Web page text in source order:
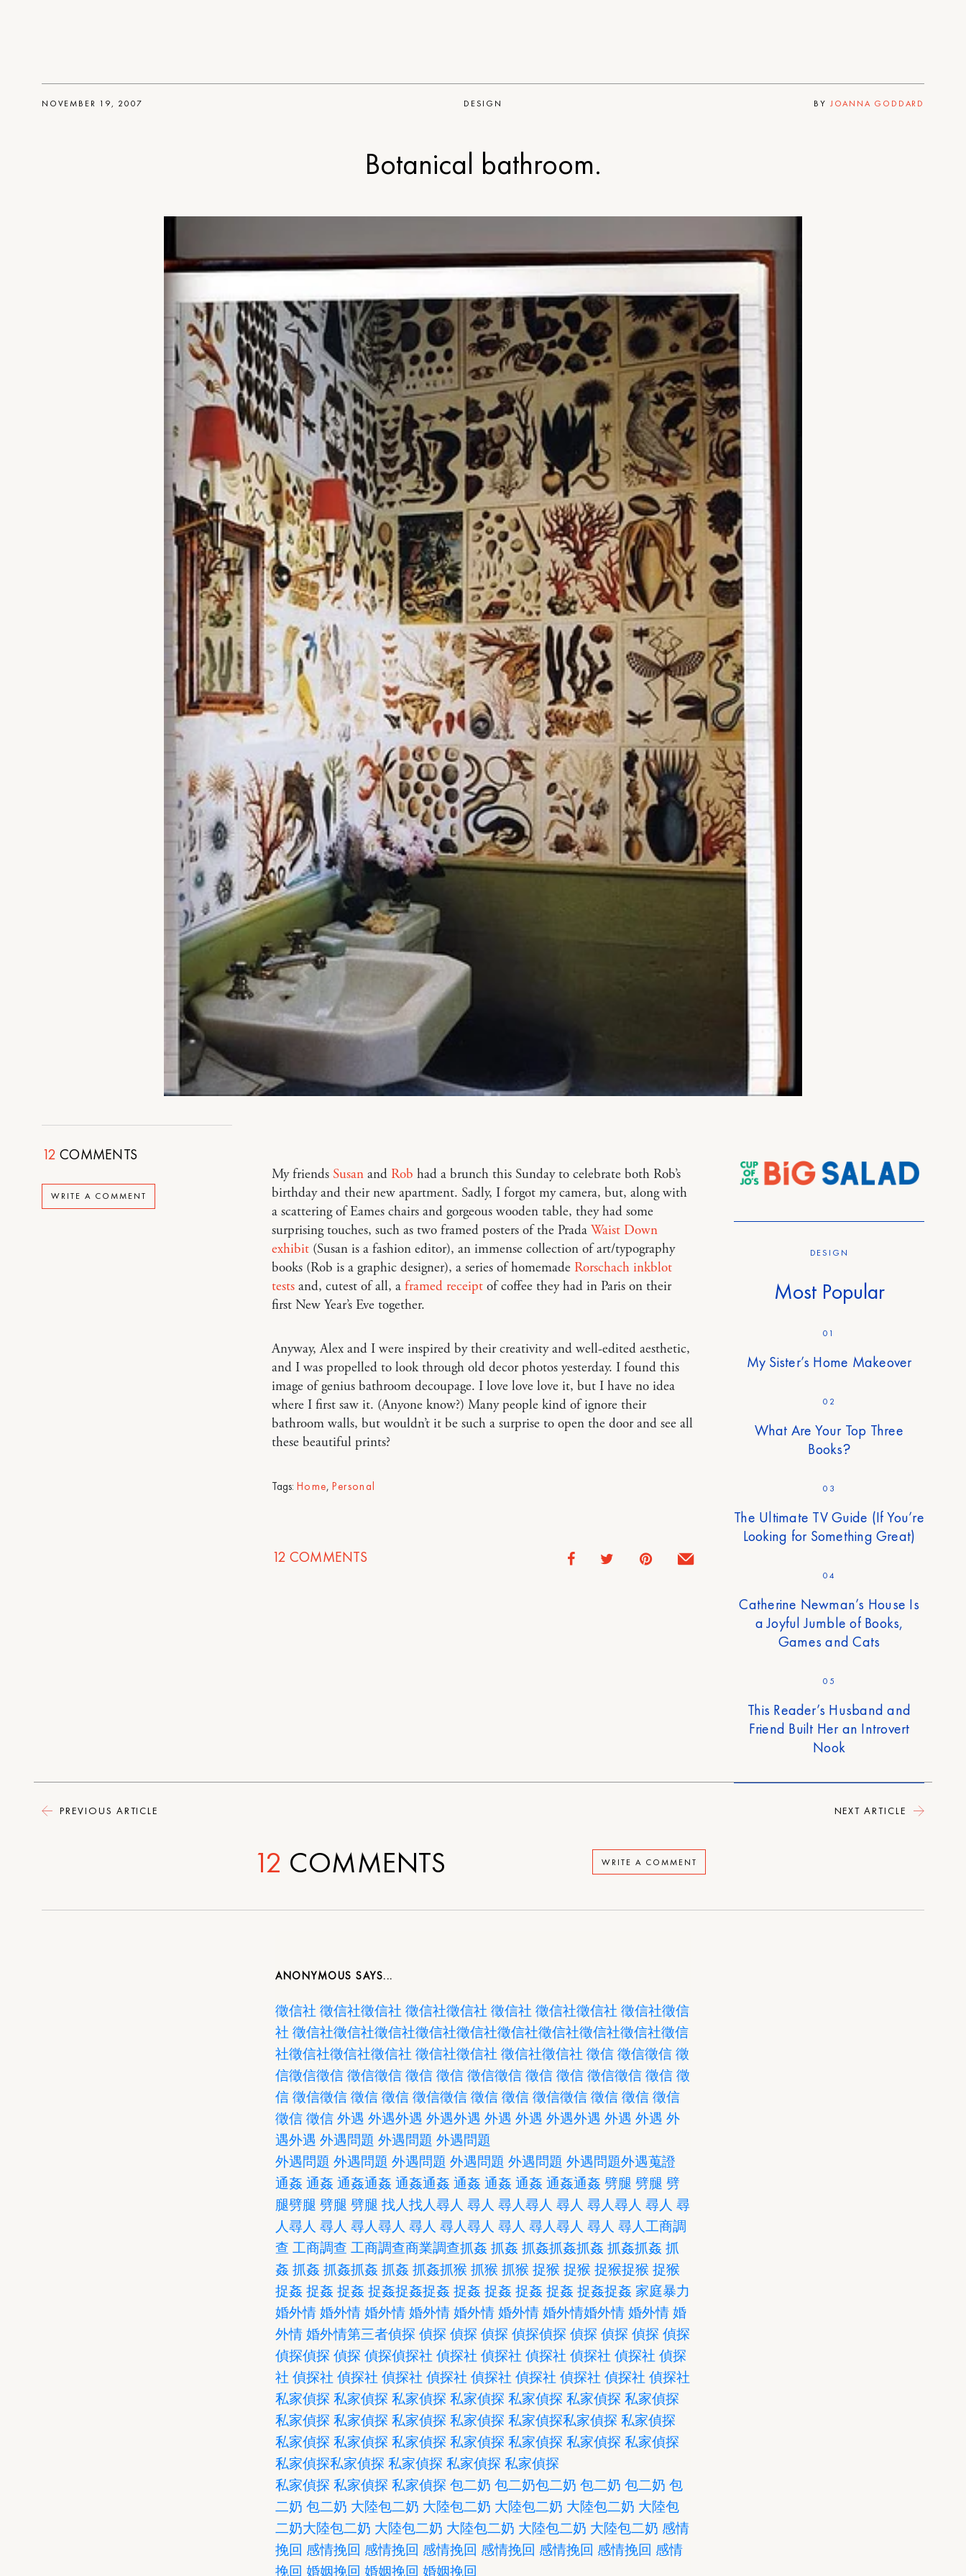
12 COMMENTS
WRITE A COMMENT
PREVIOUS ARTICLE
DESIGN
NOVEMBER 19, 2007 BY JOANNA GODDARD
Botanical bathroom.
My friends Susanand Rob had a brunch this Sunday to celebrate both Rob’s
birthday and their new apartment. Sadly, I forgot my camera, but, along with
a scattering of Eames chairs and gorgeous wooden table, they had some
surprising touches, such as two framed posters of the Prada Waist Down
exhibit(Susan is a fashion editor), an immense collection of art/typography
books (Rob is a graphic designer), a series of homemade Rorschach inkblot
testsand, cutest of all, a framed receiptof coffee they had in Paris on their
first New Year’s Eve together.
Anyway, Alex and I were inspired by their creativity and well-edited aesthetic,
and I was propelled to look through old decor photos yesterday. I found this
image of genius bathroom decoupage. I love love love it, but I have no idea
where I first saw it. (Anyone know?) Many people kind of ignore their
bathroom walls, but wouldn’t it be such a surprise to open the door and see all
these beautiful prints?
Tags: Home,Personal
12 COMMENTS
DESIGN
Most Popular
01
My Sister’s Home Makeover
02
What Are Your Top Three
Books?
03
The Ultimate TV Guide (If You’re
Looking for Something Great)
04
Catherine Newman’s House Is
a Joyful Jumble of Books,
Games and Cats
05
This Reader’s Husband and
Friend Built Her an Introvert
Nook
NEXT ARTICLE
WRITE A COMMENT
12 COMMENTS
ANONYMOUS
徵信社 徵信社徵信社 徵信社徵信社 徵信社 徵信社徵信社 徵信社徵信
社 徵信社徵信社徵信社徵信社徵信社徵信社徵信社徵信社徵信社徵信
社徵信社徵信社徵信社 徵信社徵信社 徵信社徵信社 徵信 徵信徵信 徵
信徵信徵信 徵信徵信 徵信 徵信 徵信徵信 徵信 徵信 徵信徵信 徵信 徵
信 徵信徵信 徵信 徵信 徵信徵信 徵信 徵信 徵信徵信 徵信 徵信 徵信
徵信 徵信 外遇 外遇外遇 外遇外遇 外遇 外遇 外遇外遇 外遇 外遇 外
遇外遇 外遇問題 外遇問題 外遇問題
外遇問題 外遇問題 外遇問題 外遇問題 外遇問題 外遇問題外遇蒐證
通姦 通姦 通姦通姦 通姦通姦 通姦 通姦 通姦 通姦通姦 劈腿 劈腿 劈
腿劈腿 劈腿 劈腿 找人找人尋人 尋人 尋人尋人 尋人 尋人尋人 尋人 尋
人尋人 尋人 尋人尋人 尋人 尋人尋人 尋人 尋人尋人 尋人 尋人工商調
查 工商調查 工商調查商業調查抓姦 抓姦 抓姦抓姦抓姦 抓姦抓姦 抓
姦 抓姦 抓姦抓姦 抓姦 抓姦抓猴 抓猴 抓猴 捉猴 捉猴 捉猴捉猴 捉猴
捉姦 捉姦 捉姦 捉姦捉姦捉姦 捉姦 捉姦 捉姦 捉姦 捉姦捉姦 家庭暴力
婚外情 婚外情 婚外情 婚外情 婚外情 婚外情 婚外情婚外情 婚外情 婚
外情 婚外情第三者偵探 偵探 偵探 偵探 偵探偵探 偵探 偵探 偵探 偵探
偵探偵探 偵探 偵探偵探社 偵探社 偵探社 偵探社 偵探社 偵探社 偵探
社 偵探社 偵探社 偵探社 偵探社 偵探社 偵探社 偵探社 偵探社 偵探社
私家偵探 私家偵探 私家偵探 私家偵探 私家偵探 私家偵探 私家偵探
私家偵探 私家偵探 私家偵探 私家偵探 私家偵探私家偵探 私家偵探
私家偵探 私家偵探 私家偵探 私家偵探 私家偵探 私家偵探 私家偵探
私家偵探私家偵探 私家偵探 私家偵探 私家偵探
私家偵探 私家偵探 私家偵探 包二奶 包二奶包二奶 包二奶 包二奶 包
二奶 包二奶 大陸包二奶 大陸包二奶 大陸包二奶 大陸包二奶 大陸包
二奶大陸包二奶 大陸包二奶 大陸包二奶 大陸包二奶 大陸包二奶 感情
挽回 感情挽回 感情挽回 感情挽回 感情挽回 感情挽回 感情挽回 感情
挽回 婚姻挽回 婚姻挽回 婚姻挽回